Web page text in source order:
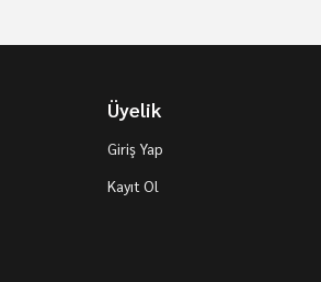
Üyelik
Giriş Yap
Kayıt Ol